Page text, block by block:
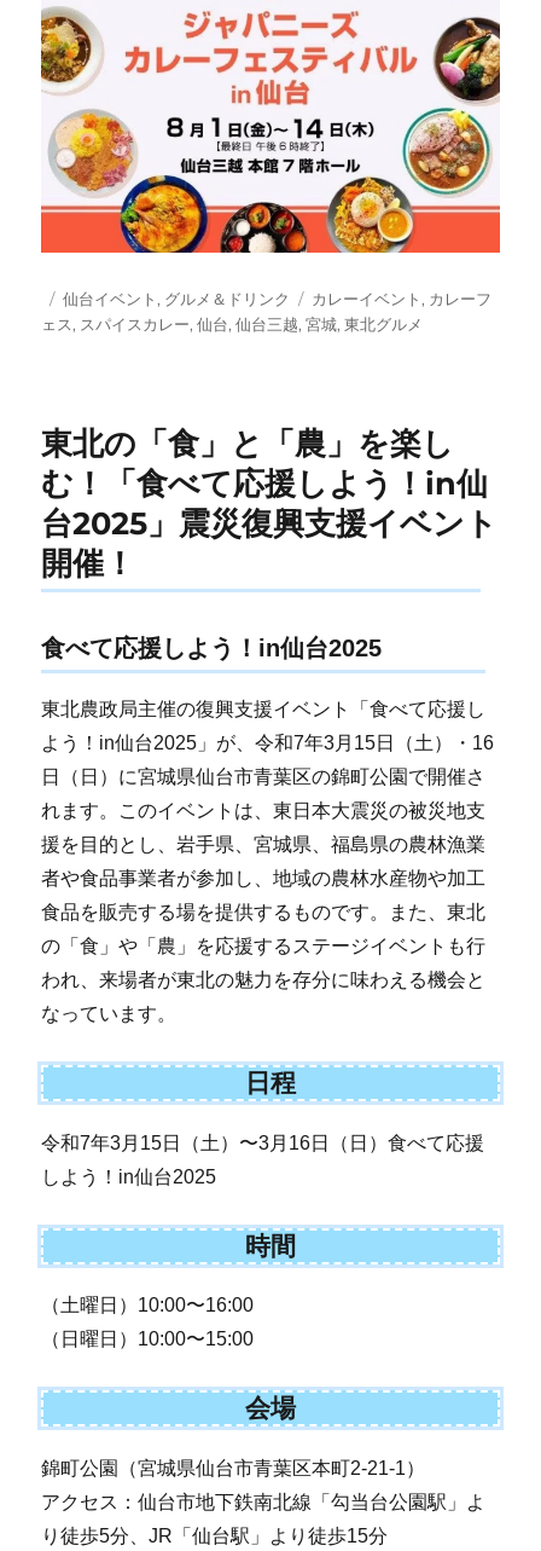
投
稿
カ
テ
仙台イベント , グルメ＆ドリンク
タ
グ
カレーイベント , カレーフ
ェス, スパイスカレー,仙台,仙台三越,宮城,東北グルメ
東北の「食」と「農」を楽し
む！「食べて応援しよう！in仙
台2025」震災復興支援イベント
開催！
食べて応援しよう！in仙台2025
東北農政局主催の復興支援イベント「食べて応援し
よう！in仙台2025」が、令和7年3月15日（土）・16
日（日）に宮城県仙台市青葉区の錦町公園で開催さ
れます。このイベントは、東日本大震災の被災地支
援を目的とし、岩手県、宮城県、福島県の農林漁業
者や食品事業者が参加し、地域の農林水産物や加工
食品を販売する場を提供するものです。また、東北
の「食」や「農」を応援するステージイベントも行
われ、来場者が東北の魅力を存分に味わえる機会と
なっています。
日程
令和7年3月15日（土）〜3月16日（日）食べて応援
しよう！in仙台2025
時間
（土曜日）10:00〜16:00
（日曜日）10:00〜15:00
会場
錦町公園（宮城県仙台市青葉区本町2-21-1）
アクセス：仙台市地下鉄南北線「勾当台公園駅」よ
り徒歩5分、JR「仙台駅」より徒歩15分